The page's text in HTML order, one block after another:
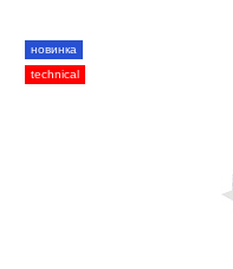
новинка
technical